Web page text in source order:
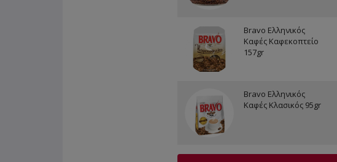
Bravo Ελληνικός
Καφές Καφεκοπτείο
157gr
Bravo Ελληνικός
Καφές Κλασικός 95gr